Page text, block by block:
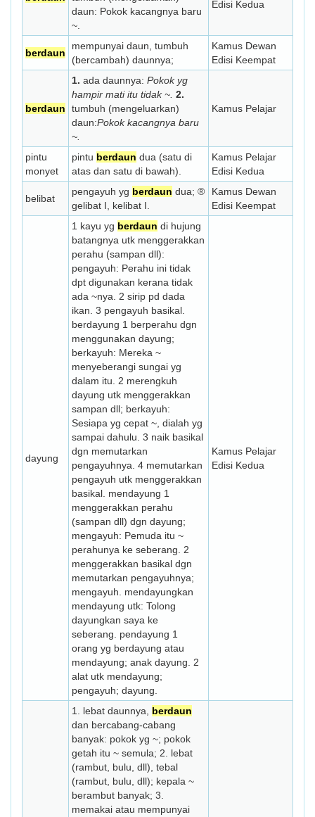
daun: Pokok kacangnya baru
~.
Edisi Kedua
berdaun
mempunyai daun, tumbuh
(ber­cambah) daunnya;
Kamus Dewan
Edisi Keempat
berdaun
1. ada daunnya: Pokok yg
hampir mati itu tidak ~. 2.
tumbuh (mengeluarkan)
daun:Pokok kacangnya baru
~.
Kamus Pelajar
pintu
monyet
pintu berdaun dua (satu di
atas dan satu di bawah).
Kamus Pelajar
Edisi Kedua
belibat
pengayuh yg berdaun dua; ®
gelibat I, kelibat I.
Kamus Dewan
Edisi Keempat
dayung
1 kayu yg berdaun di hujung
batangnya utk menggerakkan
perahu (sampan dll):
pengayuh: Perahu ini tidak
dpt digunakan kerana tidak
ada ~nya. 2 sirip pd dada
ikan. 3 pengayuh basikal.
berdayung 1 berperahu dgn
menggunakan dayung;
berkayuh: Mereka ~
menyeberangi sungai yg
dalam itu. 2 merengkuh
dayung utk menggerakkan
sampan dll; berkayuh:
Sesiapa yg cepat ~, dialah yg
sampai dahulu. 3 naik basikal
dgn memutarkan
pengayuhnya. 4 memutarkan
pengayuh utk menggerakkan
basikal. mendayung 1
menggerakkan perahu
(sampan dll) dgn dayung;
mengayuh: Pemuda itu ~
perahunya ke seberang. 2
menggerakkan basikal dgn
memutarkan pengayuhnya;
mengayuh. mendayungkan
mendayung utk: Tolong
dayungkan saya ke
seberang. pendayung 1
orang yg berdayung atau
mendayung; anak dayung. 2
alat utk mendayung;
pengayuh; dayung.
Kamus Pelajar
Edisi Kedua
1. lebat daunnya, berdaun
dan ber­cabang-cabang
banyak: pokok yg ~; pokok
getah itu ~ semula; 2. lebat
(rambut, bulu, dll), tebal
(rambut, bulu, dll); kepala ~
berambut banyak; 3.
memakai atau mem­punyai